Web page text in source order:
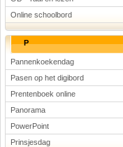
Online schoolbord
P
Pannenkoekendag
Pasen op het digibord
Prentenboek online
Panorama
PowerPoint
Prinsjesdag